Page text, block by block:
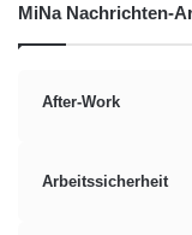
MiNa Nachrichten-
After-Work
Arbeitssicherheit